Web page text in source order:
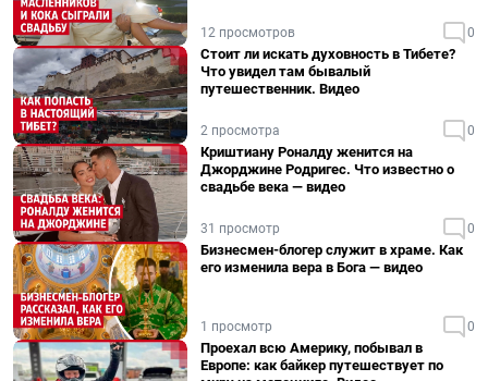
12 просмотров 0
Стоит ли искать духовность в Тибете?
Что увидел там бывалый
путешественник. Видео
2 просмотра 0
Криштиану Роналду женится на
Джорджине Родригес. Что известно о
свадьбе века — видео
31 просмотр 0
Бизнесмен-блогер служит в храме. Как
его изменила вера в Бога — видео
1 просмотр 0
Проехал всю Америку, побывал в
Европе: как байкер путешествует по